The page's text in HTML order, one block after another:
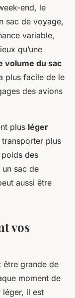
end, le
sac de voyage,
variable,
qu’une
volume du sac
plus facile de le
des avions
plus léger
transporter plus
poids des
sac de
aussi être
vos
être grande de
moment de
léger, il est